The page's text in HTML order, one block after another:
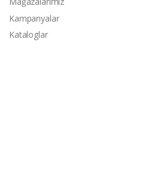
Kampanyalar
Kataloglar